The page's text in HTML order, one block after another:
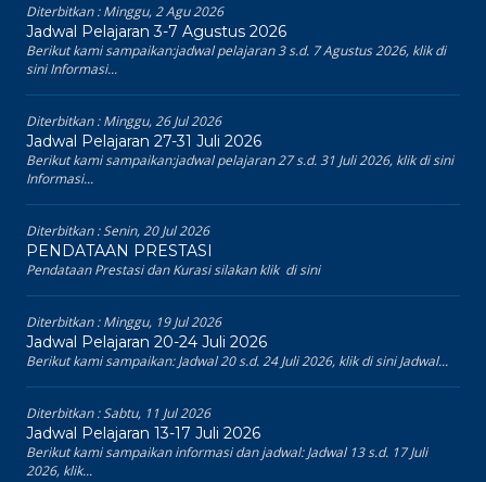
Diterbitkan :Minggu, 2 Agu 2026
Jadwal Pelajaran 3-7 Agustus 2026
Berikut kami sampaikan:jadwal pelajaran 3 s.d. 7 Agustus 2026, klik di
sini Informasi...
Diterbitkan :Minggu, 26 Jul 2026
Jadwal Pelajaran 27-31 Juli 2026
Berikut kami sampaikan:jadwal pelajaran 27 s.d. 31 Juli 2026, klik di sini
Informasi...
Diterbitkan :Senin, 20 Jul 2026
PENDATAAN PRESTASI
Pendataan Prestasi dan Kurasi silakan klik di sini
Diterbitkan :Minggu, 19 Jul 2026
Jadwal Pelajaran 20-24 Juli 2026
Berikut kami sampaikan: Jadwal 20 s.d. 24 Juli 2026, klik di sini Jadwal...
Diterbitkan :Sabtu, 11 Jul 2026
Jadwal Pelajaran 13-17 Juli 2026
Berikut kami sampaikan informasi dan jadwal: Jadwal 13 s.d. 17 Juli
2026, klik...